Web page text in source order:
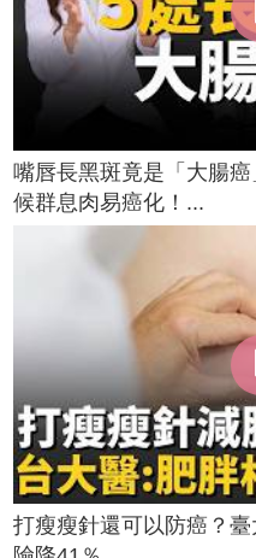
嘴唇長黑斑竟是「大腸
候群息肉易癌化！...
打瘦瘦針還可以防癌？